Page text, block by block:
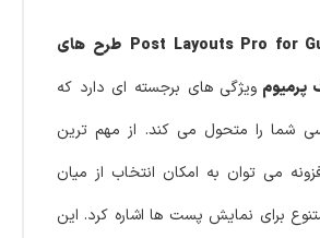
طرح‌ های
پرمیوم ویژگی‌ های برجسته‌ ای دارد که
شما را متحول می‌ کند. از مهم‌ ترین
می‌ توان به امکان انتخاب از میان
برای نمایش پست‌ ها اشاره کرد. این